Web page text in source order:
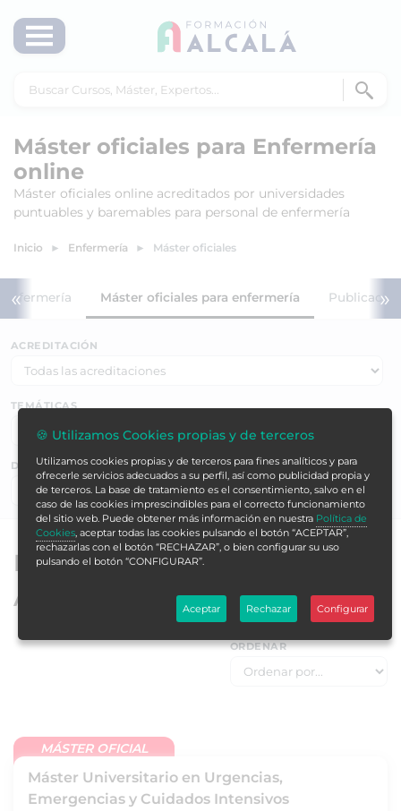
Máster oficiales para Enfermería
online
Máster oficiales online acreditados por universidades
puntuables y baremables para personal de enfermería
Inicio Enfermería Máster oficiales
«
enfermería Máster oficiales para enfermería »
ACREDITACIÓN
TEMÁTICAS
DURACIÓN EN HORAS
Buscar ▶
Máster oficiales de Formación
Alcalá
ORDENAR
MÁSTER OFICIAL
Máster Universitario en Urgencias,
Emergencias y Cuidados Intensivos
🍪 Utilizamos Cookies propias y de terceros
Utilizamos cookies propias y de terceros para fines analíticos y para
ofrecerle servicios adecuados a su perfil, así como publicidad propia y
de terceros. La base de tratamiento es el consentimiento, salvo en el
caso de las cookies imprescindibles para el correcto funcionamiento
del sitio web. Puede obtener más información en nuestra Política de
Cookies , aceptar todas las cookies pulsando el botón “ACEPTAR”,
rechazarlas con el botón “RECHAZAR”, o bien configurar su uso
pulsando el botón “CONFIGURAR”.
Aceptar Rechazar Configurar